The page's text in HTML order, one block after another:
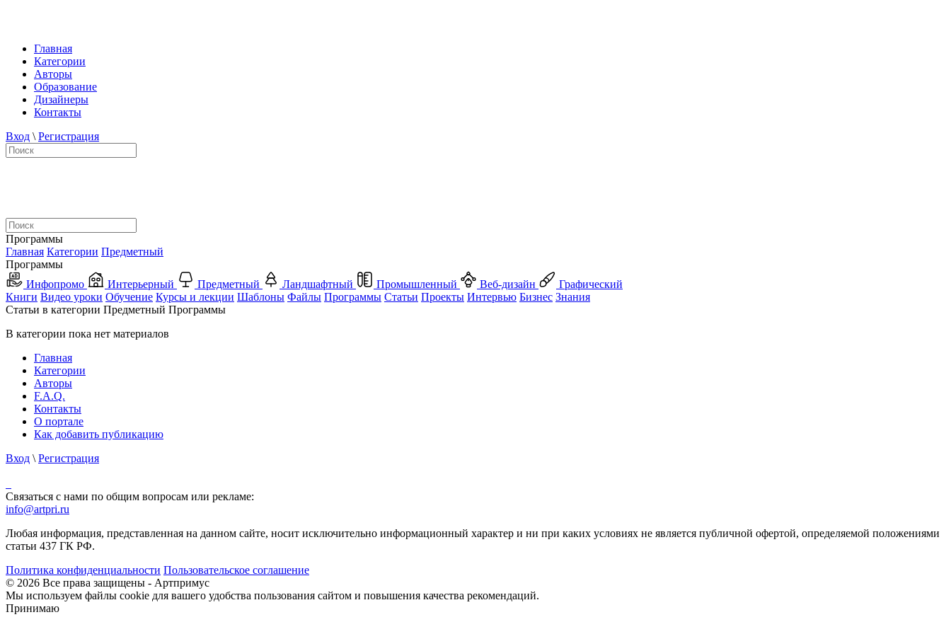
Главная
Категории
Авторы
Образование
Дизайнеры
Контакты
Вход \ Регистрация
Программы
Главная Категории Предметный
Программы
Инфопромо
Интерьерный Предметный Ландшафтный Промышленный Веб-дизайн
Графический
Книги Видео уроки Обучение Курсы и лекции Шаблоны Файлы Программы Статьи Проекты Интервью Бизнес Знания
Статьи в категории Предметный Программы
В категории пока нет материалов
Главная
Категории
Авторы
F.A.Q.
Контакты
О портале
Как добавить публикацию
Вход \ Регистрация
Связаться с нами по общим вопросам или рекламе:
info@artpri.ru
Любая информация, представленная на данном сайте, носит исключительно информационный характер и ни при каких условиях не является публичной офертой, определяемой положениями
статьи 437 ГК РФ.
Политика конфиденциальности Пользовательское соглашение
© 2026 Все права защищены - Артпримус
Мы используем файлы cookie для вашего удобства пользования сайтом и повышения качества рекомендаций.
Принимаю